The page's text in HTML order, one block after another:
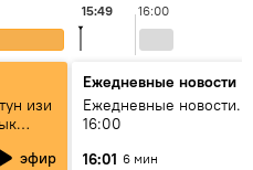
16:00
15:49
изи
эфир
Ежедневные новости
Ежедневные новости.
16:00
16:01 6 мин